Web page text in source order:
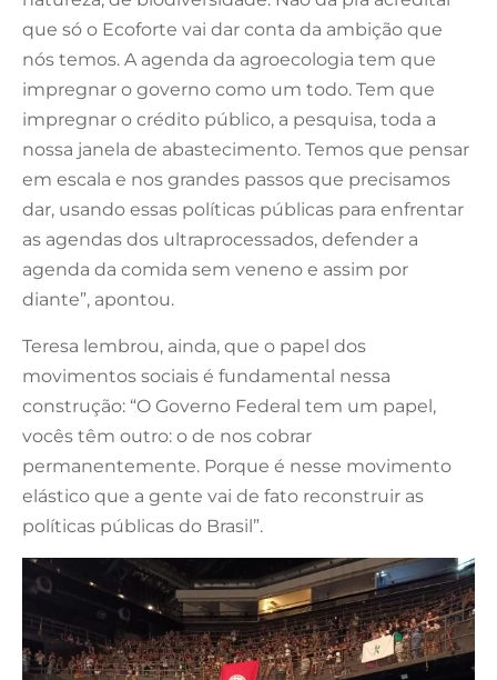
que só o Ecoforte vai dar conta da ambição que
nós temos. A agenda da agroecologia tem que
impregnar o governo como um todo. Tem que
impregnar o crédito público, a pesquisa, toda a
nossa janela de abastecimento. Temos que pensar
em escala e nos grandes passos que precisamos
dar, usando essas políticas públicas para enfrentar
as agendas dos ultraprocessados, defender a
agenda da comida sem veneno e assim por
diante”, apontou.
Teresa lembrou, ainda, que o papel dos
movimentos sociais é fundamental nessa
construção: “O Governo Federal tem um papel,
vocês têm outro: o de nos cobrar
permanentemente. Porque é nesse movimento
elástico que a gente vai de fato reconstruir as
políticas públicas do Brasil”.